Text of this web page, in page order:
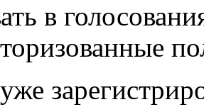
в